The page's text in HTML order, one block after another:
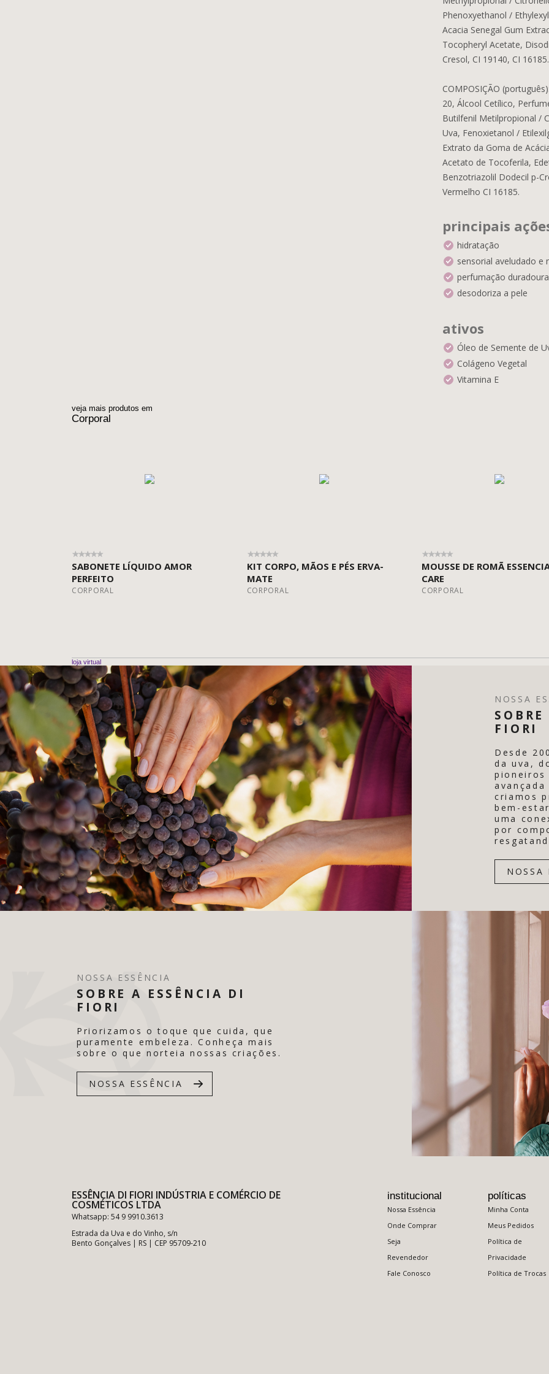
Phenoxyethanol /
Acacia Senegal Gum
Tocopheryl Acetate,
Cresol, CI 19140, CI 16185.
COMPOSIÇÃO
20, Álcool Cetílico,
Butilfenil Metilpropional /
Uva, Fenoxietanol /
Extrato da Goma de
Acetato de Tocoferila,
Benzotriazolil Dodecil p-
Vermelho CI 16185.
principais
hidratação
sensorial aveludado e
perfumação duradoura
desodoriza a pele
ativos
Óleo de Semente de
Colágeno Vegetal
Vitamina E
veja mais produtos em
Corporal
SABONETE LÍQUIDO AMOR
PERFEITO
CORPORAL
KIT CORPO, MÃOS E PÉS ERVA-
MATE
CORPORAL
MOUSSE DE ROMÃ
CARE
CORPORAL
loja virtual
NOSSA
FIORI
Desde
da uva,
pioneiros
criamos
bem-
uma
por
NOSSA
NOSSA ESSÊNCIA
SOBRE A ESSÊNCIA DI
FIORI
Priorizamos o toque que cuida, que
puramente embeleza. Conheça mais
sobre o que norteia nossas criações.
NOSSA ESSÊNCIA
ESSÊNCIA DI FIORI INDÚSTRIA E COMÉRCIO DE
COSMÉTICOS LTDA
Whatsapp: 54 9 9910.3613
Estrada da Uva e do Vinho, s/n
Bento Gonçalves | RS | CEP 95709-210
institucional
Nossa Essência
Onde Comprar
Seja
Revendedor
Fale Conosco
políticas
Minha Conta
Meus Pedidos
Política de
Privacidade
Política de Trocas